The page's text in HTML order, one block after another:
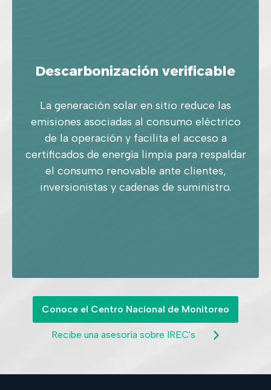
Descarbonización verificable
La generación solar en sitio reduce las
emisiones asociadas al consumo eléctrico
de la operación y facilita el acceso a
certificados de energía limpia para respaldar
el consumo renovable ante clientes,
inversionistas y cadenas de suministro.
Conoce el Centro Nacional de Monitoreo
Recibe una asesoría sobre IREC's